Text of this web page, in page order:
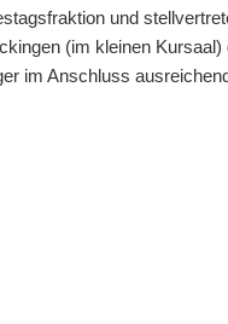
und
(im kleinen
im Anschluss